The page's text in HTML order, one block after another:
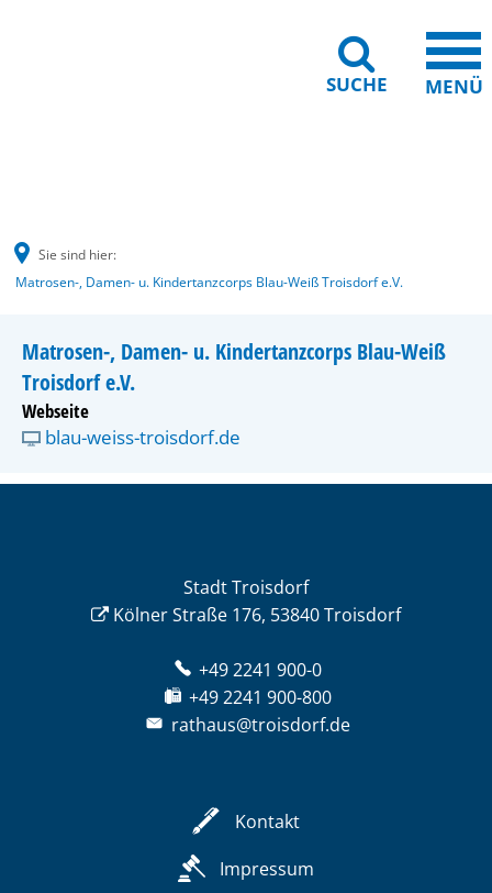
SUCHE MENÜ
Sie sind hier:
Matrosen-, Damen- u. Kindertanzcorps Blau-Weiß Troisdorf e.V.
Matrosen-, Damen- u. Kindertanzcorps Blau-Weiß
Troisdorf e.V.
Webseite
blau-weiss-troisdorf.de
Stadt Troisdorf
Kölner Straße 176, 53840 Troisdorf
+49 2241 900-0
+49 2241 900-800
rathaus@troisdorf.de
Kontakt
Impressum